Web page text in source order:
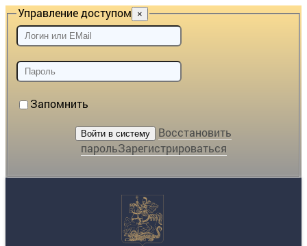
Управление доступом ×
Запомнить
Восстановить
парольЗарегистрироваться